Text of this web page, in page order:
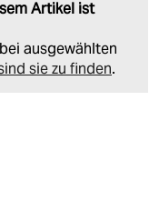
Artikel ist
ausgewählten
sie zu finden.